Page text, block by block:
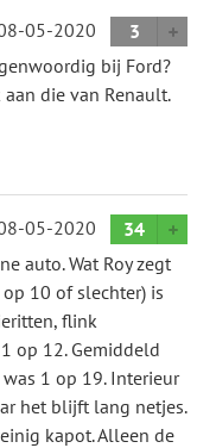
05-2020
3
bij Ford?
die van Renault.
05-2020
34
auto. Wat Roy zegt
10 of slechter) is
flink
op 12. Gemiddeld
1 op 19. Interieur
het blijft lang netjes.
kapot. Alleen de